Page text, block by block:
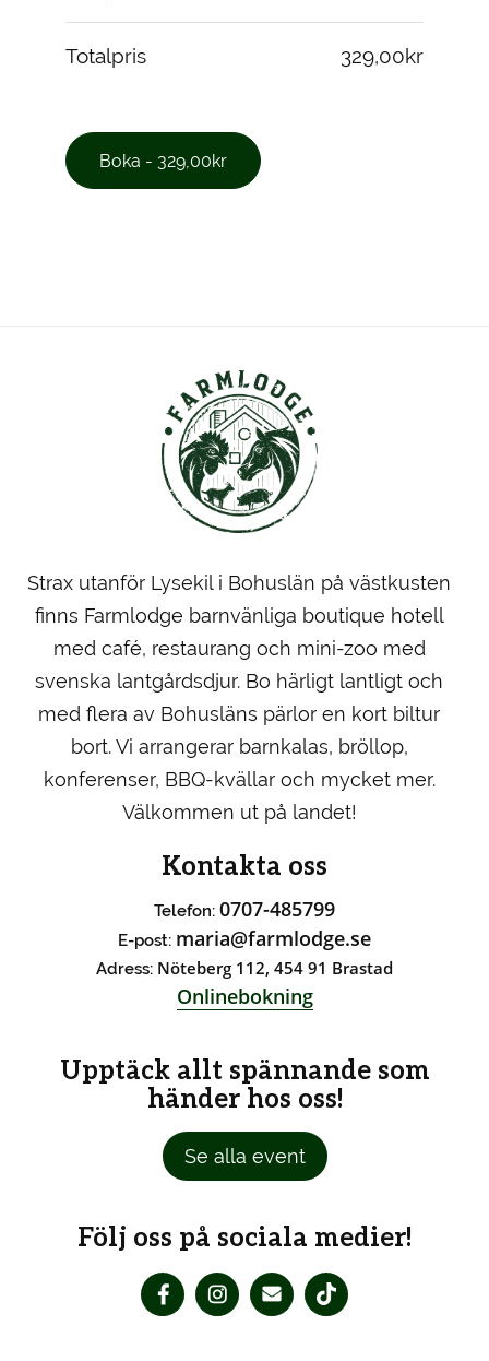
Totalpris 329,00kr
Strax utanför Lysekil i Bohuslän på västkusten
finns Farmlodge barnvänliga boutique hotell
med café, restaurang och mini-zoo med
svenska lantgårdsdjur. Bo härligt lantligt och
med flera av Bohusläns pärlor en kort biltur
bort. Vi arrangerar barnkalas, bröllop,
konferenser, BBQ-kvällar och mycket mer.
Välkommen ut på landet!
Kontakta oss
Telefon: 0707-485799
E-post: maria@farmlodge.se
Adress: Nöteberg 112, 454 91 Brastad
Onlinebokning
Upptäck allt spännande som
händer hos oss!
Se alla event
Följ oss på sociala medier!